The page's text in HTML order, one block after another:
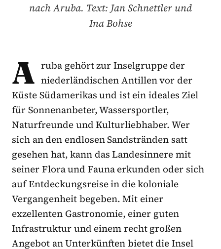
nach Aruba. Text: Jan Schnettler und
Ina Bohse
A ruba gehört zur Inselgruppe der
niederländischen Antillen vor der
Küste Südamerikas und ist ein ideales Ziel
für Sonnenanbeter, Wassersportler,
Naturfreunde und Kulturliebhaber. Wer
sich an den endlosen Sandstränden satt
gesehen hat, kann das Landesinnere mit
seiner Flora und Fauna erkunden oder sich
auf Entdeckungsreise in die koloniale
Vergangenheit begeben. Mit einer
exzellenten Gastronomie, einer guten
Infrastruktur und einem recht großen
Angebot an Unterkünften bietet die Insel